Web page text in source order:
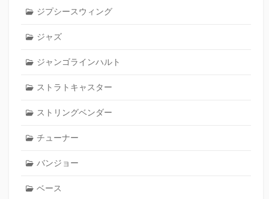
ジプシースウィング
ジャズ
ジャンゴラインハルト
ストラトキャスター
ストリングベンダー
チューナー
バンジョー
ベース